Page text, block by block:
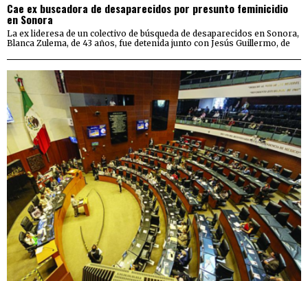
Cae ex buscadora de desaparecidos por presunto feminicidio
en Sonora
La ex lideresa de un colectivo de búsqueda de desaparecidos en Sonora,
Blanca Zulema, de 43 años, fue detenida junto con Jesús Guillermo, de